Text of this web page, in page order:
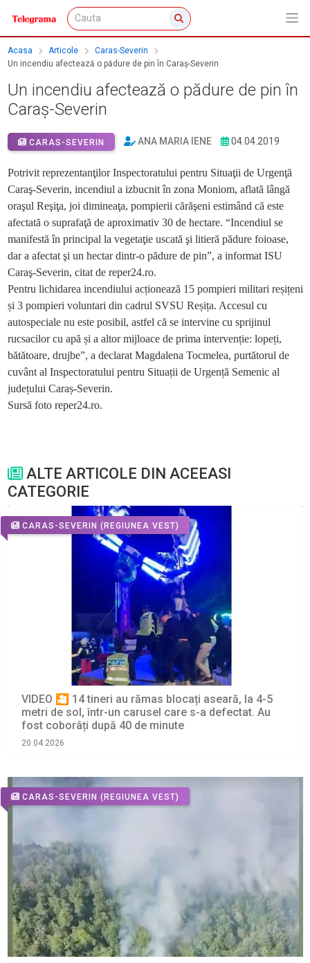
Acasa Articole
Caras-Severin
Un incendiu afectează o pădure de pin în Caraş-Severin
Un incendiu afectează o pădure de pin în
Caraş-Severin
CARAS-SEVERIN ANA MARIA IENE 04.04.2019
Potrivit reprezentanţilor Inspectoratului pentru Situaţii de Urgenţă
Caraş-Severin, incendiul a izbucnit în zona Moniom, aflată lângă
oraşul Reşiţa, joi dimineaţa, pompierii cărăşeni estimând că este
afectată o suprafaţă de aproximativ 30 de hectare. “Incendiul se
manifestă în principal la vegetaţie uscată şi litieră pădure foioase,
dar a afectat şi un hectar dintr-o pădure de pin”, a informat ISU
Caraş-Severin, citat de reper24.ro.
Pentru lichidarea incendiului acționează 15 pompieri militari reșițeni
și 3 pompieri voluntari din cadrul SVSU Reșița. Accesul cu
autospeciale nu este posibil, astfel că se intervine cu sprijinul
rucsacilor cu apă și a altor mijloace de prima intervenție: lopeți,
bătătoare, drujbe”, a declarat Magdalena Tocmelea, purtătorul de
cuvânt al Inspectoratului pentru Situații de Urgență Semenic al
județului Caraș-Severin.
Sursă foto reper24.ro.
ALTE ARTICOLE DIN ACEEASI
CATEGORIE
CARAS-SEVERIN (REGIUNEA VEST)
VIDEO 🎦 14 tineri au rămas blocați aseară, la 4-5
metri de sol, într-un carusel care s-a defectat. Au
fost coborâți după 40 de minute
20.04.2026
CARAS-SEVERIN (REGIUNEA VEST)